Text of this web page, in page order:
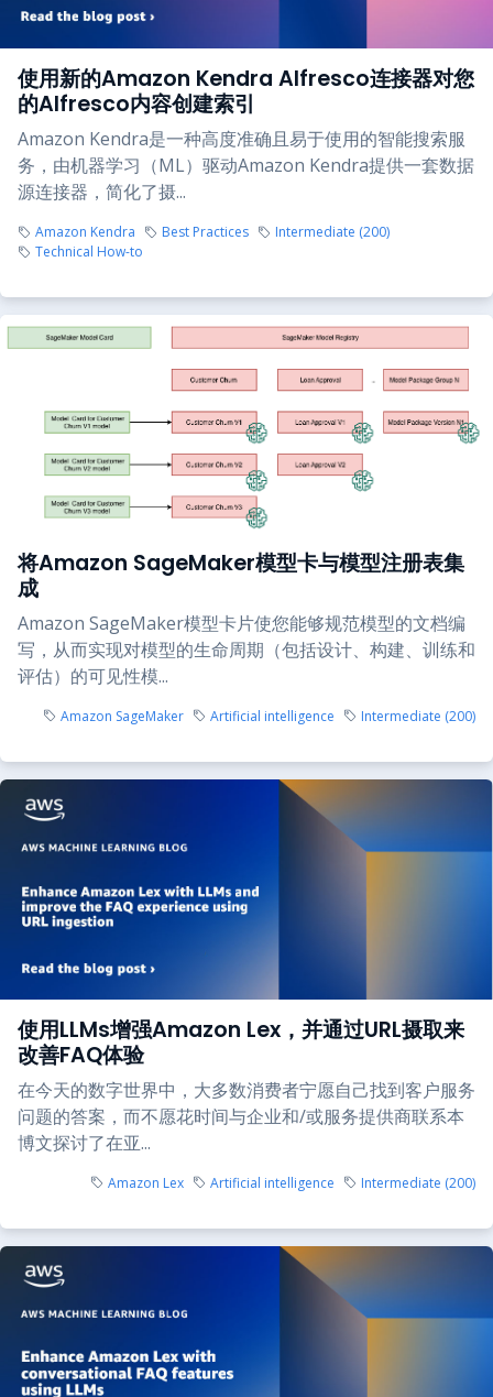
使用新的Amazon Kendra Alfresco连接器对您
的Alfresco内容创建索引
Amazon Kendra是一种高度准确且易于使用的智能搜索服
务，由机器学习（ML）驱动Amazon Kendra提供一套数据
源连接器，简化了摄...
Amazon Kendra Best Practices
Intermediate (200)
Technical How-to
将Amazon SageMaker模型卡与模型注册表集
成
Amazon SageMaker模型卡片使您能够规范模型的文档编
写，从而实现对模型的生命周期（包括设计、构建、训练和
评估）的可见性模...
Amazon SageMaker Artificial intelligence Intermediate (200)
使用LLMs增强Amazon Lex，并通过URL摄取来
改善FAQ体验
在今天的数字世界中，大多数消费者宁愿自己找到客户服务
问题的答案，而不愿花时间与企业和/或服务提供商联系本
博文探讨了在亚...
Amazon Lex Artificial intelligence Intermediate (200)